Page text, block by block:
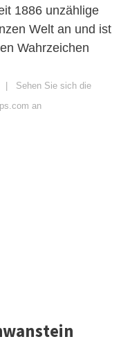
1886 unzählige
Welt an und ist
Wahrzeichen
Sehen Sie sich die
an